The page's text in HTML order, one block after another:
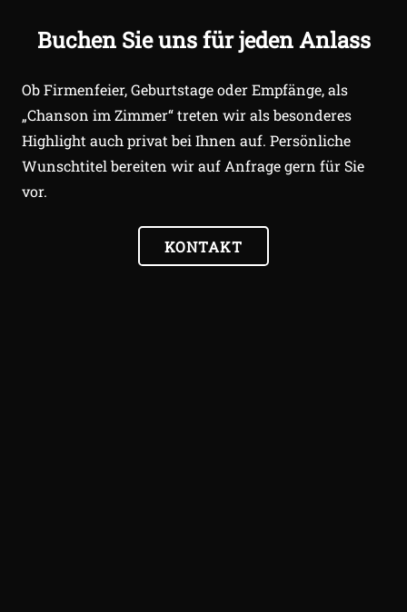
Buchen Sie uns für jeden Anlass
Ob Firmenfeier, Geburtstage oder Empfänge, als
„Chanson im Zimmer“ treten wir als besonderes
Highlight auch privat bei Ihnen auf. Persönliche
Wunschtitel bereiten wir auf Anfrage gern für Sie
vor.
KONTAKT